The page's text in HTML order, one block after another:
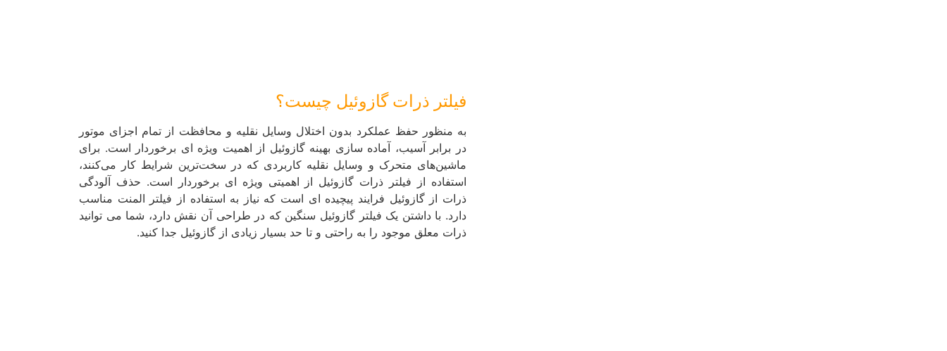
فیلتر ذرات گازوئیل چیست؟
به منظور حفظ عملکرد بدون اختلال وسایل نقلیه و محافظت از تمام اجزای موتور
در برابر آسیب، آماده سازی بهینه گازوئیل از اهمیت ویژه ای برخوردار است. برای
ماشین‌های متحرک و وسایل نقلیه کاربردی که در سخت‌ترین شرایط کار می‌کنند،
استفاده از فیلتر ذرات گازوئیل از اهمیتی ویژه ای برخوردار است. حذف آلودگی
ذرات از گازوئیل فرایند پیچیده ای است که نیاز به استفاده از فیلتر المنت مناسب
دارد. با داشتن یک فیلتر گازوئیل سنگین که در طراحی آن نقش دارد، شما می توانید
ذرات معلق موجود را به راحتی و تا حد بسیار زیادی از گازوئیل جدا کنید.